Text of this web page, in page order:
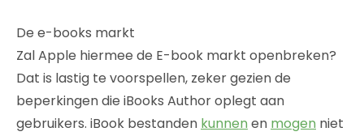
De e-books markt
Zal Apple hiermee de E-book markt openbreken?
Dat is lastig te voorspellen, zeker gezien de
beperkingen die iBooks Author oplegt aan
gebruikers. iBook bestanden kunnen en mogen niet